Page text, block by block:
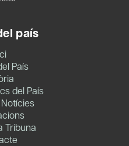
país
País
del País
Tribuna